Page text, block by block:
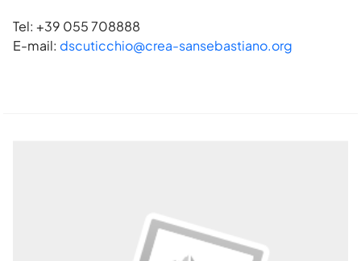
Tel: +39 055 708888
E-mail: dscuticchio@crea-sansebastiano.org